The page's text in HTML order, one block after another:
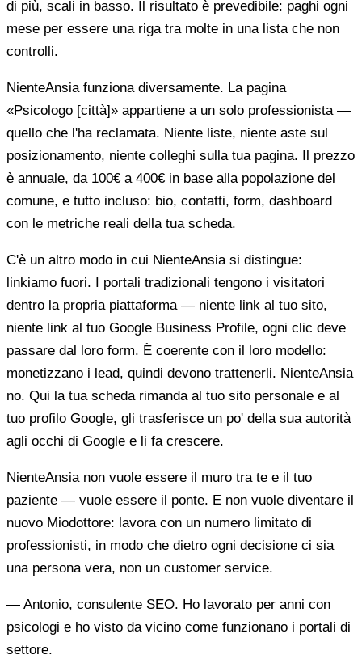
di più, scali in basso. Il risultato è prevedibile: paghi ogni
mese per essere una riga tra molte in una lista che non
controlli.
NienteAnsia funziona diversamente. La pagina
«Psicologo [città]» appartiene a un solo professionista —
quello che l'ha reclamata. Niente liste, niente aste sul
posizionamento, niente colleghi sulla tua pagina. Il prezzo
è annuale, da 100€ a 400€ in base alla popolazione del
comune, e tutto incluso: bio, contatti, form, dashboard
con le metriche reali della tua scheda.
C'è un altro modo in cui NienteAnsia si distingue:
linkiamo fuori. I portali tradizionali tengono i visitatori
dentro la propria piattaforma — niente link al tuo sito,
niente link al tuo Google Business Profile, ogni clic deve
passare dal loro form. È coerente con il loro modello:
monetizzano i lead, quindi devono trattenerli. NienteAnsia
no. Qui la tua scheda rimanda al tuo sito personale e al
tuo profilo Google, gli trasferisce un po' della sua autorità
agli occhi di Google e li fa crescere.
NienteAnsia non vuole essere il muro tra te e il tuo
paziente — vuole essere il ponte. E non vuole diventare il
nuovo Miodottore: lavora con un numero limitato di
professionisti, in modo che dietro ogni decisione ci sia
una persona vera, non un customer service.
— Antonio, consulente SEO. Ho lavorato per anni con
psicologi e ho visto da vicino come funzionano i portali di
settore.